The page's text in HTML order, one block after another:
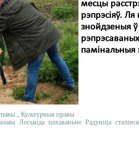
месцы
рэпрэсіяў.
знойдзеныя
памінальныя
,Культурныя правы
Лосьвіда пахаваньне Радуніца